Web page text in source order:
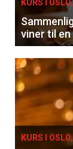
KURS I
viner til
KURS I